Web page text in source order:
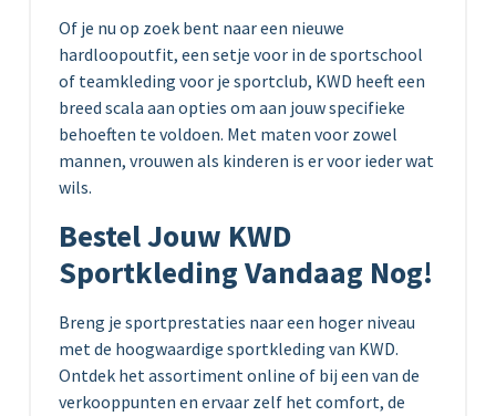
Of je nu op zoek bent naar een nieuwe
hardloopoutfit, een setje voor in de sportschool
of teamkleding voor je sportclub, KWD heeft een
breed scala aan opties om aan jouw specifieke
behoeften te voldoen. Met maten voor zowel
mannen, vrouwen als kinderen is er voor ieder wat
wils.
Bestel Jouw KWD
Sportkleding Vandaag Nog!
Breng je sportprestaties naar een hoger niveau
met de hoogwaardige sportkleding van KWD.
Ontdek het assortiment online of bij een van de
verkooppunten en ervaar zelf het comfort, de